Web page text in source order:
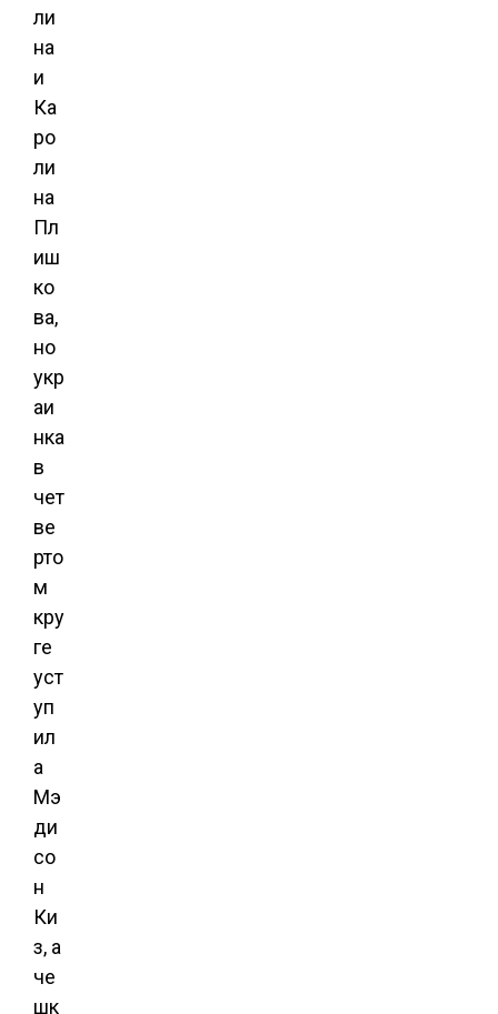
ли
на
и
Ка
ро
ли
на
Пл
иш
ко
ва,
но
укр
аи
нка
в
чет
ве
рто
м
кру
ге
уст
уп
ил
а
Мэ
ди
со
н
Ки
з, а
че
шк